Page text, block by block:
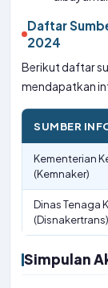
Daftar
2024
Berikut daftar
mendapatkan
SUMBER
Kementerian
(Kemnaker)
Dinas Tenaga
Simpulan